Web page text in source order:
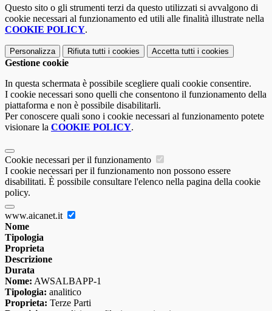
Questo sito o gli strumenti terzi da questo utilizzati si avvalgono di
cookie necessari al funzionamento ed utili alle finalità illustrate nella
COOKIE POLICY.
Personalizza Rifiuta tutti i cookies Accetta tutti i cookies
Gestione cookie
In questa schermata è possibile scegliere quali cookie consentire.
I cookie necessari sono quelli che consentono il funzionamento della
piattaforma e non è possibile disabilitarli.
Per conoscere quali sono i cookie necessari al funzionamento potete
visionare la COOKIE POLICY.
Cookie necessari per il funzionamento
I cookie necessari per il funzionamento non possono essere
disabilitati. È possibile consultare l'elenco nella pagina della cookie
policy.
www.aicanet.it
Nome
Tipologia
Proprieta
Descrizione
Durata
Nome: AWSALBAPP-1
Tipologia: analitico
Proprieta: Terze Parti